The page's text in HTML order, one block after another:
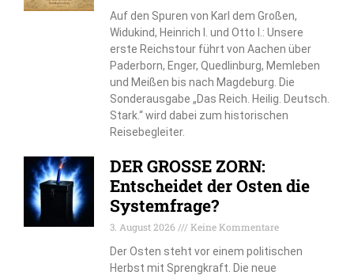
Auf den Spuren von Karl dem Großen,
Widukind, Heinrich I. und Otto I.: Unsere
erste Reichstour führt von Aachen über
Paderborn, Enger, Quedlinburg, Memleben
und Meißen bis nach Magdeburg. Die
Sonderausgabe „Das Reich. Heilig. Deutsch.
Stark.“ wird dabei zum historischen
Reisebegleiter.
DER GROSSE ZORN:
Entscheidet der Osten die
Systemfrage?
3. August 2026
Keine Kommentare
Der Osten steht vor einem politischen
Herbst mit Sprengkraft. Die neue